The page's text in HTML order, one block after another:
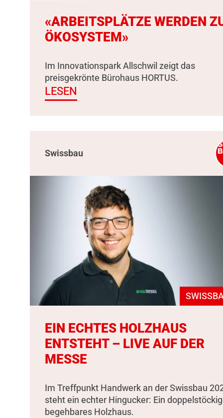
«ARBEITSPLÄTZE WERDEN
ÖKOSYSTEM»
Im Innovationspark Allschwil zeigt das
preisgekrönte Bürohaus HORTUS.
LESEN
Swissbau
EIN ECHTES HOLZHAUS
ENTSTEHT – LIVE AUF DER
MESSE
Im Treffpunkt Handwerk an der Swissbau
steht ein echter Hingucker: Ein
begehbares Holzhaus.